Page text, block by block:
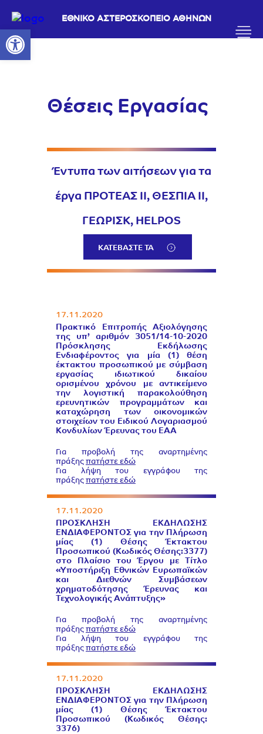
Ανοίξτε τη γραμμή εργαλείων
ΕΘΝΙΚΟ ΑΣΤΕΡΟΣΚΟΠΕΙΟ ΑΘΗΝΩΝ
Θέσεις Εργασίας
Έντυπα των αιτήσεων για τα
έργα ΠΡΟΤΕΑΣ ΙΙ, ΘΕΣΠΙΑ ΙΙ,
ΓΕΩΡΙΣΚ, HELPOS
ΚΑΤΕΒΑΣΤΕ ΤΑ
17.11.2020
Πρακτικό Επιτροπής Αξιολόγησης
της υπ’ αριθμόν 3051/14-10-2020
Πρόσκλησης Εκδήλωσης
Ενδιαφέροντος για μία (1) θέση
έκτακτου προσωπικού με σύμβαση
εργασίας ιδιωτικού δικαίου
ορισμένου χρόνου με αντικείμενο
την λογιστική παρακολούθηση
ερευνητικών προγραμμάτων και
καταχώρηση των οικονομικών
στοιχείων του Ειδικού Λογαριασμού
Κονδυλίων Έρευνας του ΕΑΑ
Για προβολή της αναρτημένης
πράξης πατήστε εδώ
Για λήψη του εγγράφου της
πράξης πατήστε εδώ
17.11.2020
ΠΡΟΣΚΛΗΣΗ ΕΚΔΗΛΩΣΗΣ
ΕΝΔΙΑΦΕΡΟΝΤΟΣ για την Πλήρωση
μίας (1) Θέσης Έκτακτου
Προσωπικού (Κωδικός Θέσης:3377)
στο Πλαίσιο του Έργου με Τίτλο
«Υποστήριξη Εθνικών Ευρωπαϊκών
και Διεθνών Συμβάσεων
χρηματοδότησης Έρευνας και
Τεχνολογικής Ανάπτυξης»
Για προβολή της αναρτημένης
πράξης πατήστε εδώ
Για λήψη του εγγράφου της
πράξης πατήστε εδώ
17.11.2020
ΠΡΟΣΚΛΗΣΗ ΕΚΔΗΛΩΣΗΣ
ΕΝΔΙΑΦΕΡΟΝΤΟΣ για την Πλήρωση
μίας (1) Θέσης Έκτακτου
Προσωπικού (Κωδικός Θέσης:
3376)